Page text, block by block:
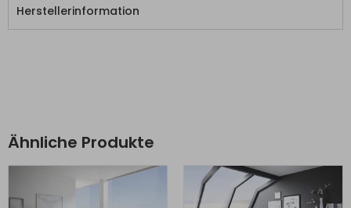
Herstellerinformation
Ähnliche Produkte